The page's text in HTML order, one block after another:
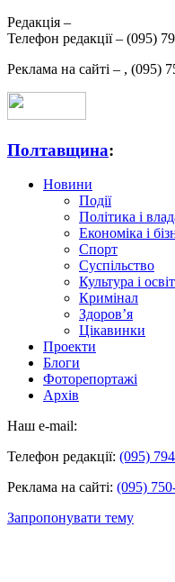
Редакція –
Телефон редакції – (095)
Реклама на сайті – , (095)
Полтавщина:
Новини
Події
Політика і
Економіка і
Спорт
Суспільство
Культура і
Кримінал
Здоров’я
Цікавинки
Проекти
Блоги
Фоторепортажі
Архів
Наш e-mail:
Телефон редакції: (095)
Реклама на сайті: (095)
Запропонувати тему